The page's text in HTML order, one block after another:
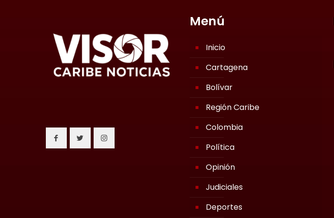
Menú
Inicio
Cartagena
Bolívar
Región Caribe
Colombia
Política
Opinión
Judiciales
Deportes